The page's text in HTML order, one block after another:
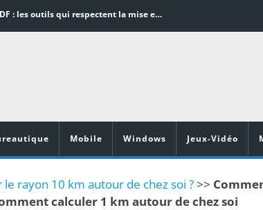
Word en PDF : les outils qui respectent la mise en page
Vidéoprojecteurs Asus : Top 6 des meilleurs modèles de la marque
Mobile Windows Jeux-Vidéo
rayon 10 km autour de chez soi ?>>
calculer 1 km autour de chez soi